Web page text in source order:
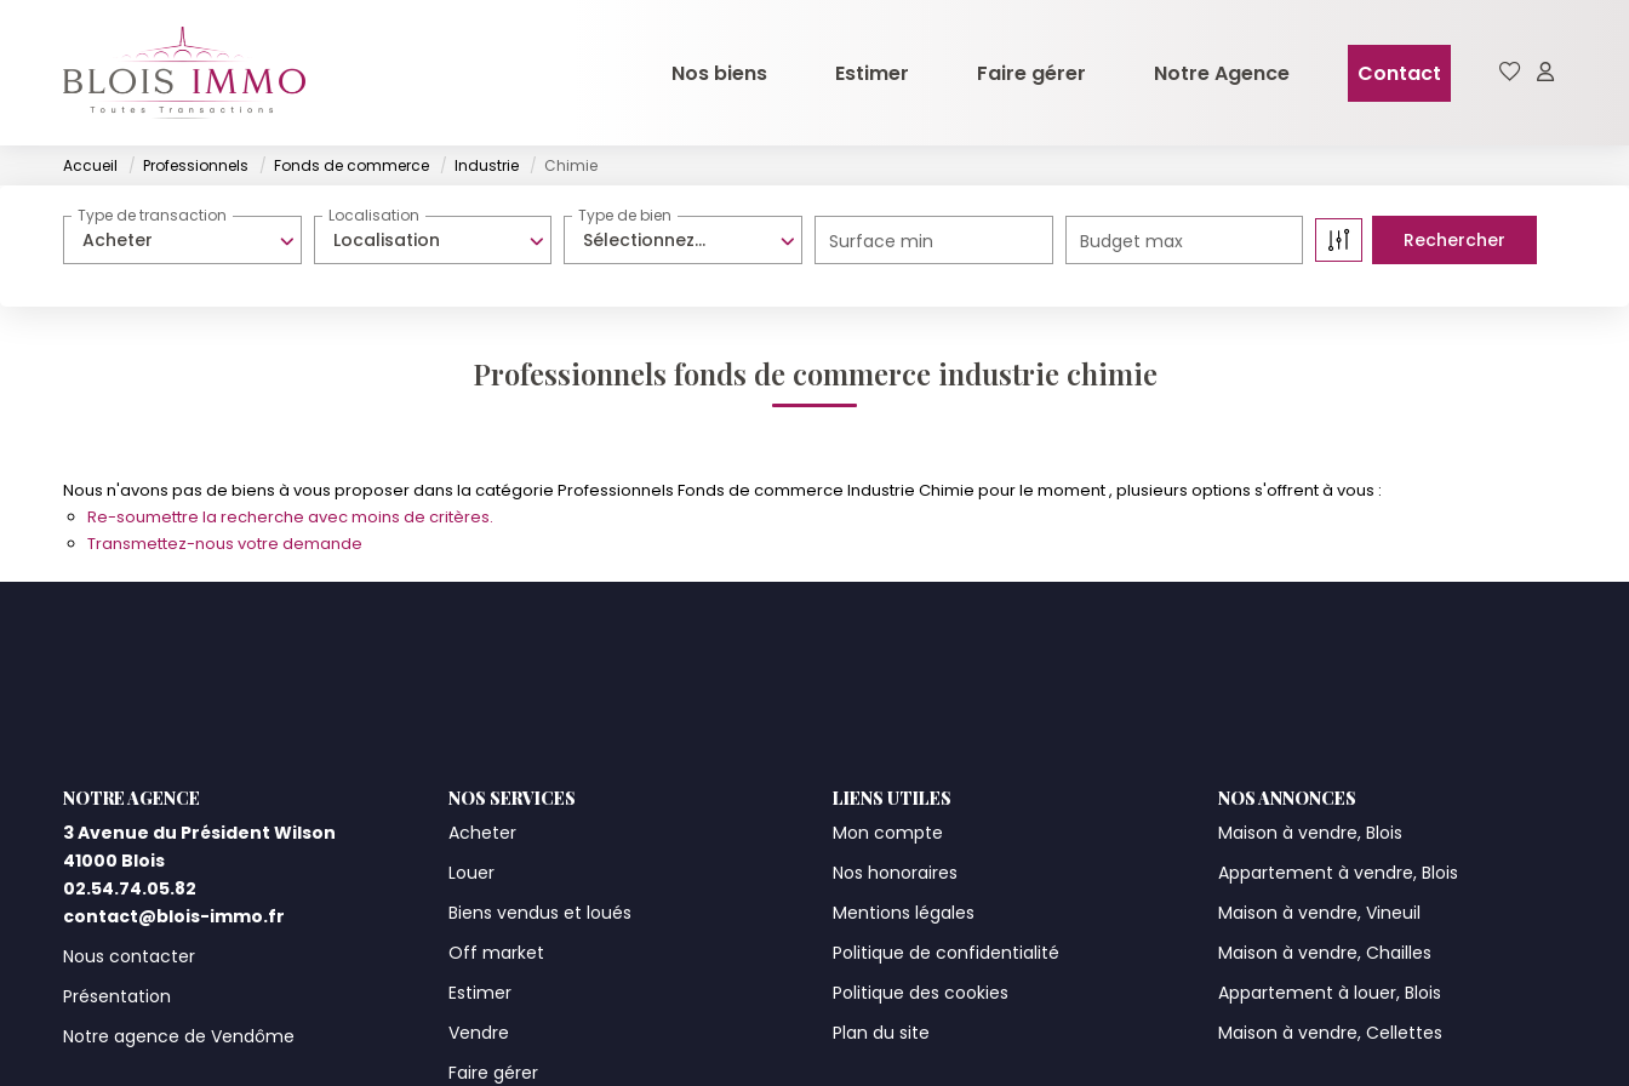
Nos biens Estimer Faire gérer Notre Agence Contact
Accueil Professionnels Fonds de commerce Industrie Chimie
Acheter
Type de transaction
Localisation
Localisation
Sélectionnez...
Type de bien
Surface min Budget max
Professionnels fonds de commerce industrie chimie
Nous n'avons pas de biens à vous proposer dans la catégorie Professionnels Fonds de commerce Industrie Chimie pour le moment , plusieurs options s'offrent à vous :
Re-soumettre la recherche avec moins de critères.
Transmettez-nous votre demande
L'AGENCE
3 Avenue du Président Wilson
41000 Blois
02.54.74.05.82
contact@blois-immo.fr
Nous contacter
Présentation
Notre agence de Vendôme
NOS SERVICES
Acheter
Louer
Biens vendus et loués
Off market
Estimer
Vendre
Faire gérer
LIENS UTILES
Mon compte
Nos honoraires
Mentions légales
Politique de confidentialité
Politique des cookies
Plan du site
NOS ANNONCES
Maison à vendre, Blois
Appartement à vendre, Blois
Maison à vendre, Vineuil
Maison à vendre, Chailles
Appartement à louer, Blois
Maison à vendre, Cellettes